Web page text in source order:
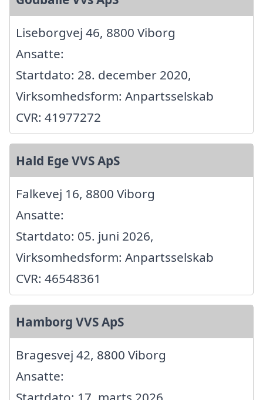
Liseborgvej 46, 8800 Viborg
Ansatte:
Startdato: 28. december 2020,
Virksomhedsform: Anpartsselskab
CVR: 41977272
Hald Ege VVS ApS
Falkevej 16, 8800 Viborg
Ansatte:
Startdato: 05. juni 2026,
Virksomhedsform: Anpartsselskab
CVR: 46548361
Hamborg VVS ApS
Bragesvej 42, 8800 Viborg
Ansatte: